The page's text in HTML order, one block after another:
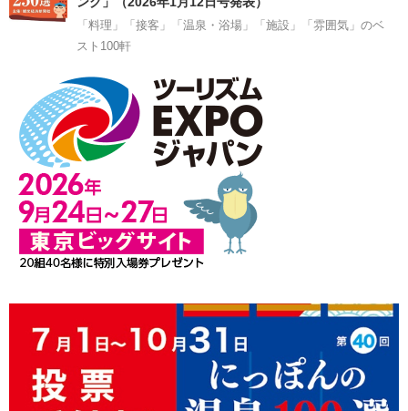
「料理」「接客」「温泉・浴場」「施設」「雰囲気」のベ
スト100軒